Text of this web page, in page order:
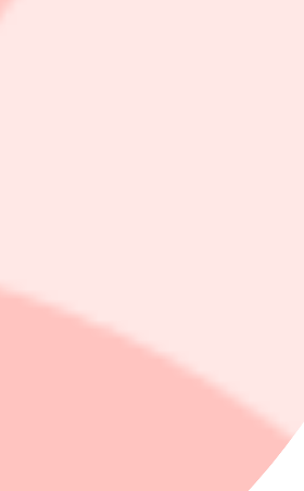
i synen på räntorna. Antalet lediga
under veckan. Om det amerikanska
in sig på en Trump-seger. Trump anses
tungt för Riksbanken i valet mellan att
är överhängande i
pundet.
fokus är däremot i högre grad riktade
kommer in något högre